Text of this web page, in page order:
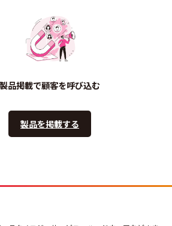
製品掲載で顧客を呼び込む
製品を掲載する